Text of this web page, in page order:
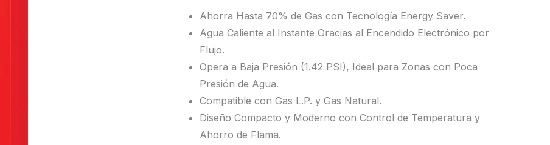
Ahorra Hasta 70% de Gas con Tecnología Energy Saver.
Agua Caliente al Instante Gracias al Encendido Electrónico por
Flujo.
Opera a Baja Presión (1.42 PSI), Ideal para Zonas con Poca
Presión de Agua.
Compatible con Gas L.P. y Gas Natural.
Diseño Compacto y Moderno con Control de Temperatura y
Ahorro de Flama.